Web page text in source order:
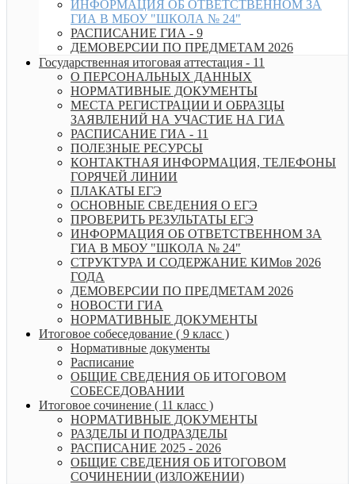
ИНФОРМАЦИЯ ОБ ОТВЕТСТВЕННОМ ЗА
ГИА В МБОУ "ШКОЛА № 24"
РАСПИСАНИЕ ГИА - 9
ДЕМОВЕРСИИ ПО ПРЕДМЕТАМ 2026
Государственная итоговая аттестация - 11
О ПЕРСОНАЛЬНЫХ ДАННЫХ
НОРМАТИВНЫЕ ДОКУМЕНТЫ
МЕСТА РЕГИСТРАЦИИ И ОБРАЗЦЫ
ЗАЯВЛЕНИЙ НА УЧАСТИЕ НА ГИА
РАСПИСАНИЕ ГИА - 11
ПОЛЕЗНЫЕ РЕСУРСЫ
КОНТАКТНАЯ ИНФОРМАЦИЯ, ТЕЛЕФОНЫ
ГОРЯЧЕЙ ЛИНИИ
ПЛАКАТЫ ЕГЭ
ОСНОВНЫЕ СВЕДЕНИЯ О ЕГЭ
ПРОВЕРИТЬ РЕЗУЛЬТАТЫ ЕГЭ
ИНФОРМАЦИЯ ОБ ОТВЕТСТВЕННОМ ЗА
ГИА В МБОУ "ШКОЛА № 24"
СТРУКТУРА И СОДЕРЖАНИЕ КИМов 2026
ГОДА
ДЕМОВЕРСИИ ПО ПРЕДМЕТАМ 2026
НОВОСТИ ГИА
НОРМАТИВНЫЕ ДОКУМЕНТЫ
Итоговое собеседование ( 9 класс )
Нормативные документы
Расписание
ОБЩИЕ СВЕДЕНИЯ ОБ ИТОГОВОМ
СОБЕСЕДОВАНИИ
Итоговое сочинение ( 11 класс )
НОРМАТИВНЫЕ ДОКУМЕНТЫ
РАЗДЕЛЫ И ПОДРАЗДЕЛЫ
РАСПИСАНИЕ 2025 - 2026
ОБЩИЕ СВЕДЕНИЯ ОБ ИТОГОВОМ
СОЧИНЕНИИ (ИЗЛОЖЕНИИ)